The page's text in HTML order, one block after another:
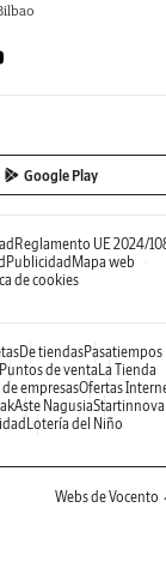
Google Play
Reglamento UE 2024/
Publicidad Mapa web
de cookies
De tiendasPasatiempos
de ventaLa Tienda
empresasOfertas
Aste NagusiaStartinnova
Lotería del Niño
Webs de Vocento